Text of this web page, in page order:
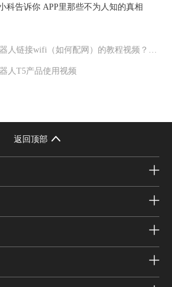
科告诉你 APP里那些不为人知的真相
接wifi（如何配网）的教程视频？（T5怎么链接网络）
人T5产品使用视频
返回顶部